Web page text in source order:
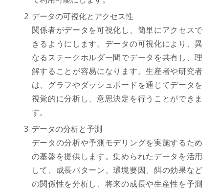
データの可視化とアクセス性
関係者がデータを可視化し、簡単にアクセスで
きるようにします。データの可視化により、異
なるステークホルダー間でデータを共有し、理
解することが容易になります。生産者や研究者
は、グラフやダッシュボードを通じてデータを
視覚的に分析し、意思決定を行うことができま
す。
データの分析と予測
データの分析や予測モデリングを実施するため
の基盤を提供します。集められたデータを活用
して、成長パターン、環境要因、餌の効果など
の関係性を分析し、将来の成長や生産性を予測